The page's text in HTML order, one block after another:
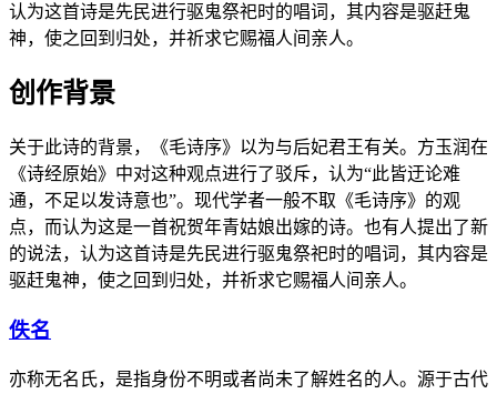
认为这首诗是先民进行驱鬼祭祀时的唱词，其内容是驱赶鬼
神，使之回到归处，并祈求它赐福人间亲人。
创作背景
关于此诗的背景，《毛诗序》以为与后妃君王有关。方玉润在
《诗经原始》中对这种观点进行了驳斥，认为“此皆迂论难
通，不足以发诗意也”。现代学者一般不取《毛诗序》的观
点，而认为这是一首祝贺年青姑娘出嫁的诗。也有人提出了新
的说法，认为这首诗是先民进行驱鬼祭祀时的唱词，其内容是
驱赶鬼神，使之回到归处，并祈求它赐福人间亲人。
佚名
亦称无名氏，是指身份不明或者尚未了解姓名的人。源于古代